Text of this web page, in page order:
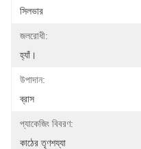
সিলভার
জলরোধী:
হ্যাঁ।
উপাদান:
ব্রাস
প্যাকেজিং বিবরণ:
কাঠের তৃণশয্যা